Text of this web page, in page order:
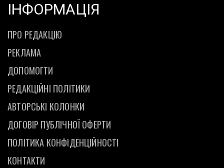
ІНФОРМАЦІЯ
ПРО РЕДАКЦІЮ
РЕКЛАМА
ДОПОМОГТИ
РЕДАКЦІЙНІ ПОЛІТИКИ
АВТОРСЬКІ КОЛОНКИ
ДОГОВІР ПУБЛІЧНОЇ ОФЕРТИ
ПОЛІТИКА КОНФІДЕНЦІЙНОСТІ
КОНТАКТИ